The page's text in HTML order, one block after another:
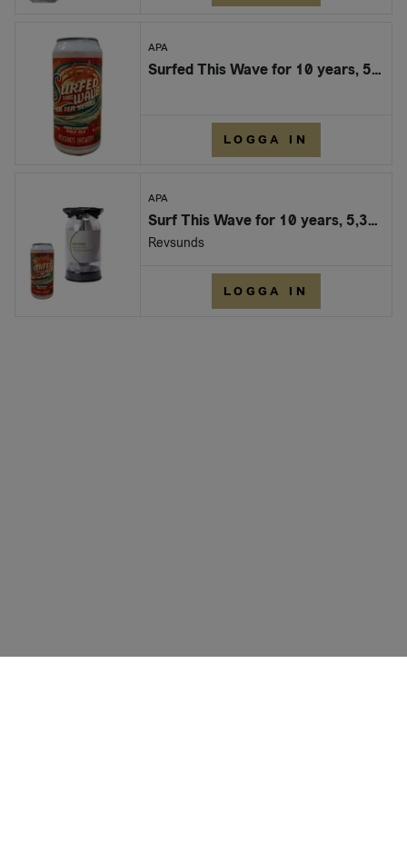
APA
Surfed This Wave for 10 years, 5,3% brk 440ml
LOGGA IN
APA
Surf This Wave for 10 years, 5,3% FAT 30L
Revsunds
LOGGA IN